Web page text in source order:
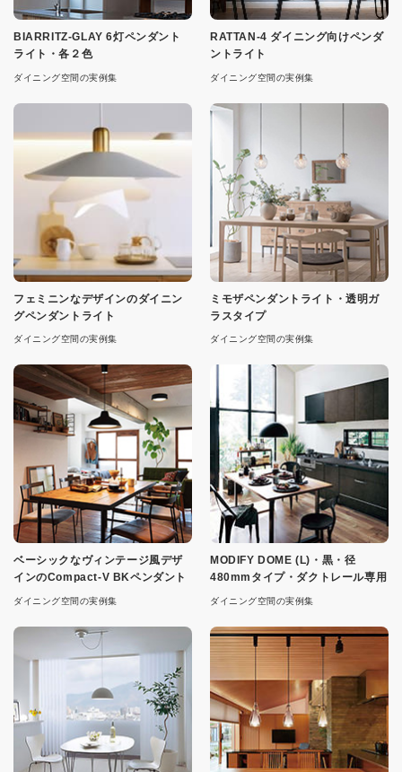
BIARRITZ-GLAY 6灯ペンダント
ライト・各２色
ダイニング空間の実例集
RATTAN-4 ダイニング向けペンダ
ントライト
ダイニング空間の実例集
フェミニンなデザインのダイニン
グペンダントライト
ダイニング空間の実例集
ミモザペンダントライト・透明ガ
ラスタイプ
ダイニング空間の実例集
ベーシックなヴィンテージ風デザ
インのCompact-V BKペンダント
ダイニング空間の実例集
MODIFY DOME (L)・黒・径
480mmタイプ・ダクトレール専用
ダイニング空間の実例集